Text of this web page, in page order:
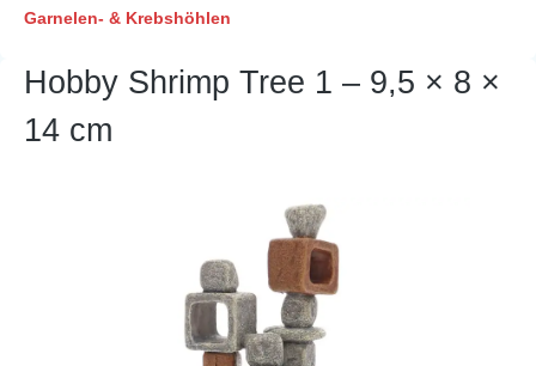
Garnelen- & Krebshöhlen
Hobby Shrimp Tree 1 – 9,5 × 8 ×
14 cm